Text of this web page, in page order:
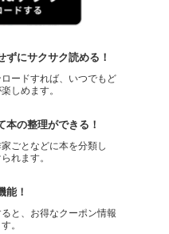
ずにサクサク読める！
ードすれば、いつでもど
しめます。
本の整理ができる！
ごとなどに本を分類し
れます。
能！
と、お得なクーポン情報
。